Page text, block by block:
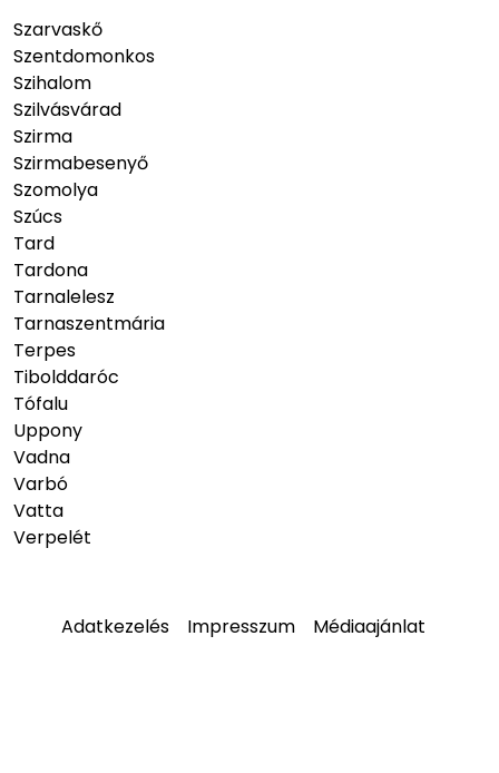
Szarvaskő
Szentdomonkos
Szihalom
Szilvásvárad
Szirma
Szirmabesenyő
Szomolya
Szúcs
Tard
Tardona
Tarnalelesz
Tarnaszentmária
Terpes
Tibolddaróc
Tófalu
Uppony
Vadna
Varbó
Vatta
Verpelét
Adatkezelés Impresszum Médiaajánlat